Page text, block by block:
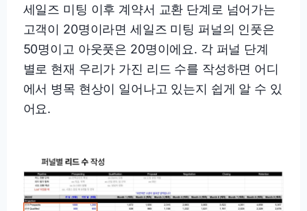
세일즈 미팅 이후 계약서 교환 단계로 넘어가는
고객이 20명이라면 세일즈 미팅 퍼널의 인풋은
50명이고 아웃풋은 20명이에요. 각 퍼널 단계
별로 현재 우리가 가진 리드 수를 작성하면 어디
에서 병목 현상이 일어나고 있는지 쉽게 알 수 있
어요.